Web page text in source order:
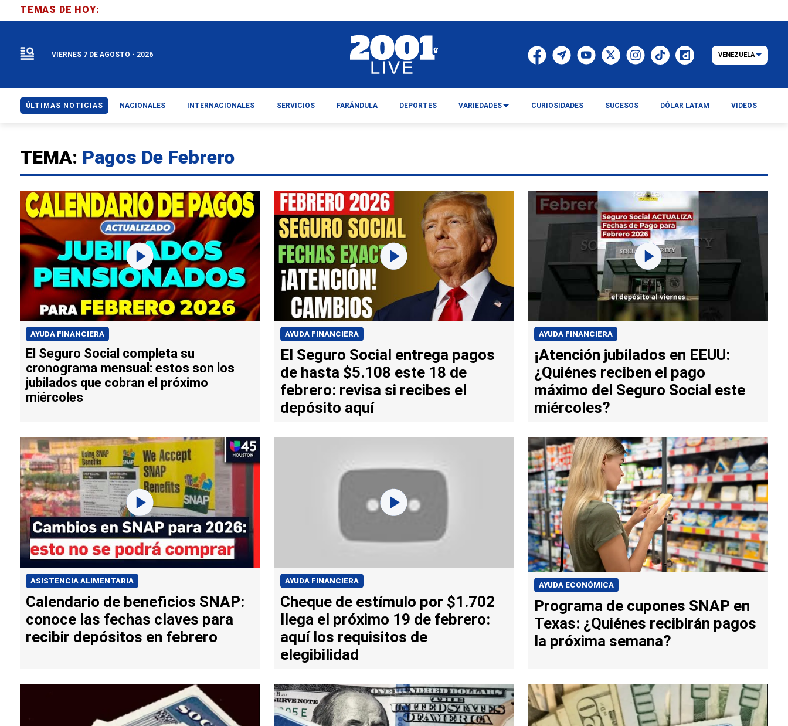
TEMA: Pagos De Febrero
AYUDA FINANCIERA
El Seguro Social completa su
cronograma mensual: estos son los
jubilados que cobran el próximo
miércoles
AYUDA FINANCIERA
El Seguro Social entrega pagos
de hasta $5.108 este 18 de
febrero: revisa si recibes el
depósito aquí
AYUDA FINANCIERA
¡Atención jubilados en EEUU:
¿Quiénes reciben el pago
máximo del Seguro Social este
miércoles?
ASISTENCIA ALIMENTARIA
Calendario de beneficios SNAP:
conoce las fechas claves para
recibir depósitos en febrero
AYUDA FINANCIERA
Cheque de estímulo por $1.702
llega el próximo 19 de febrero:
aquí los requisitos de
elegibilidad
AYUDA ECONÓMICA
Programa de cupones SNAP en
Texas: ¿Quiénes recibirán pagos
la próxima semana?
TEMAS DE HOY:
VIERNES 7 DE AGOSTO - 2026 VENEZUELA
ÚLTIMAS NOTICIAS NACIONALES INTERNACIONALES SERVICIOS FARÁNDULA DEPORTES VARIEDADES CURIOSIDADES SUCESOS DÓLAR LATAM VIDEOS